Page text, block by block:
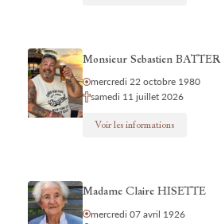
Monsieur Sebastien BATTER
mercredi 22 octobre 1980
samedi 11 juillet 2026
Voir les informations
Madame Claire HISETTE
mercredi 07 avril 1926